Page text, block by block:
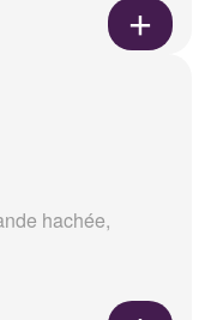
hachée,